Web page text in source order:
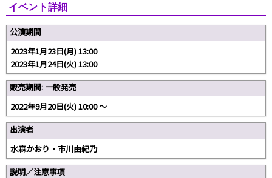
イベント詳細
公演期間
2023年1月23日(月) 13:00
2023年1月24日(火) 13:00
販売期間: 一般発売
2022年9月20日(火) 10:00 〜
出演者
水森かおり・市川由紀乃
説明／注意事項